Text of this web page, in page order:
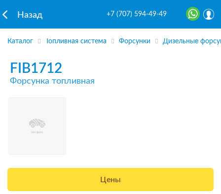
Назад +7 (707) 594-49-49
Каталог Топливная система Форсунки Дизельные
FIB1712
Форсунка топливная
Цены